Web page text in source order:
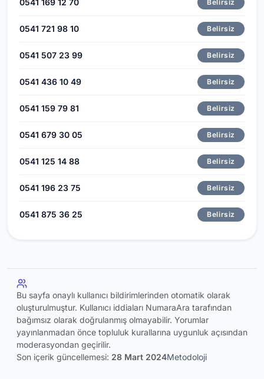
0541 169 12 70 Belirsiz
0541 721 98 10 Belirsiz
0541 507 23 99 Belirsiz
0541 436 10 49 Belirsiz
0541 159 79 81 Belirsiz
0541 679 30 05 Belirsiz
0541 125 14 88 Belirsiz
0541 196 23 75 Belirsiz
0541 875 36 25 Belirsiz
Bu sayfa onaylı kullanıcı bildirimlerinden otomatik olarak
oluşturulmuştur. Kullanıcı iddiaları NumaraAra tarafından
bağımsız olarak doğrulanmış olmayabilir. Yorumlar
yayınlanmadan önce topluluk kurallarına uygunluk açısından
moderasyondan geçirilir.
Son içerik güncellemesi: 28 Mart 2024Metodoloji